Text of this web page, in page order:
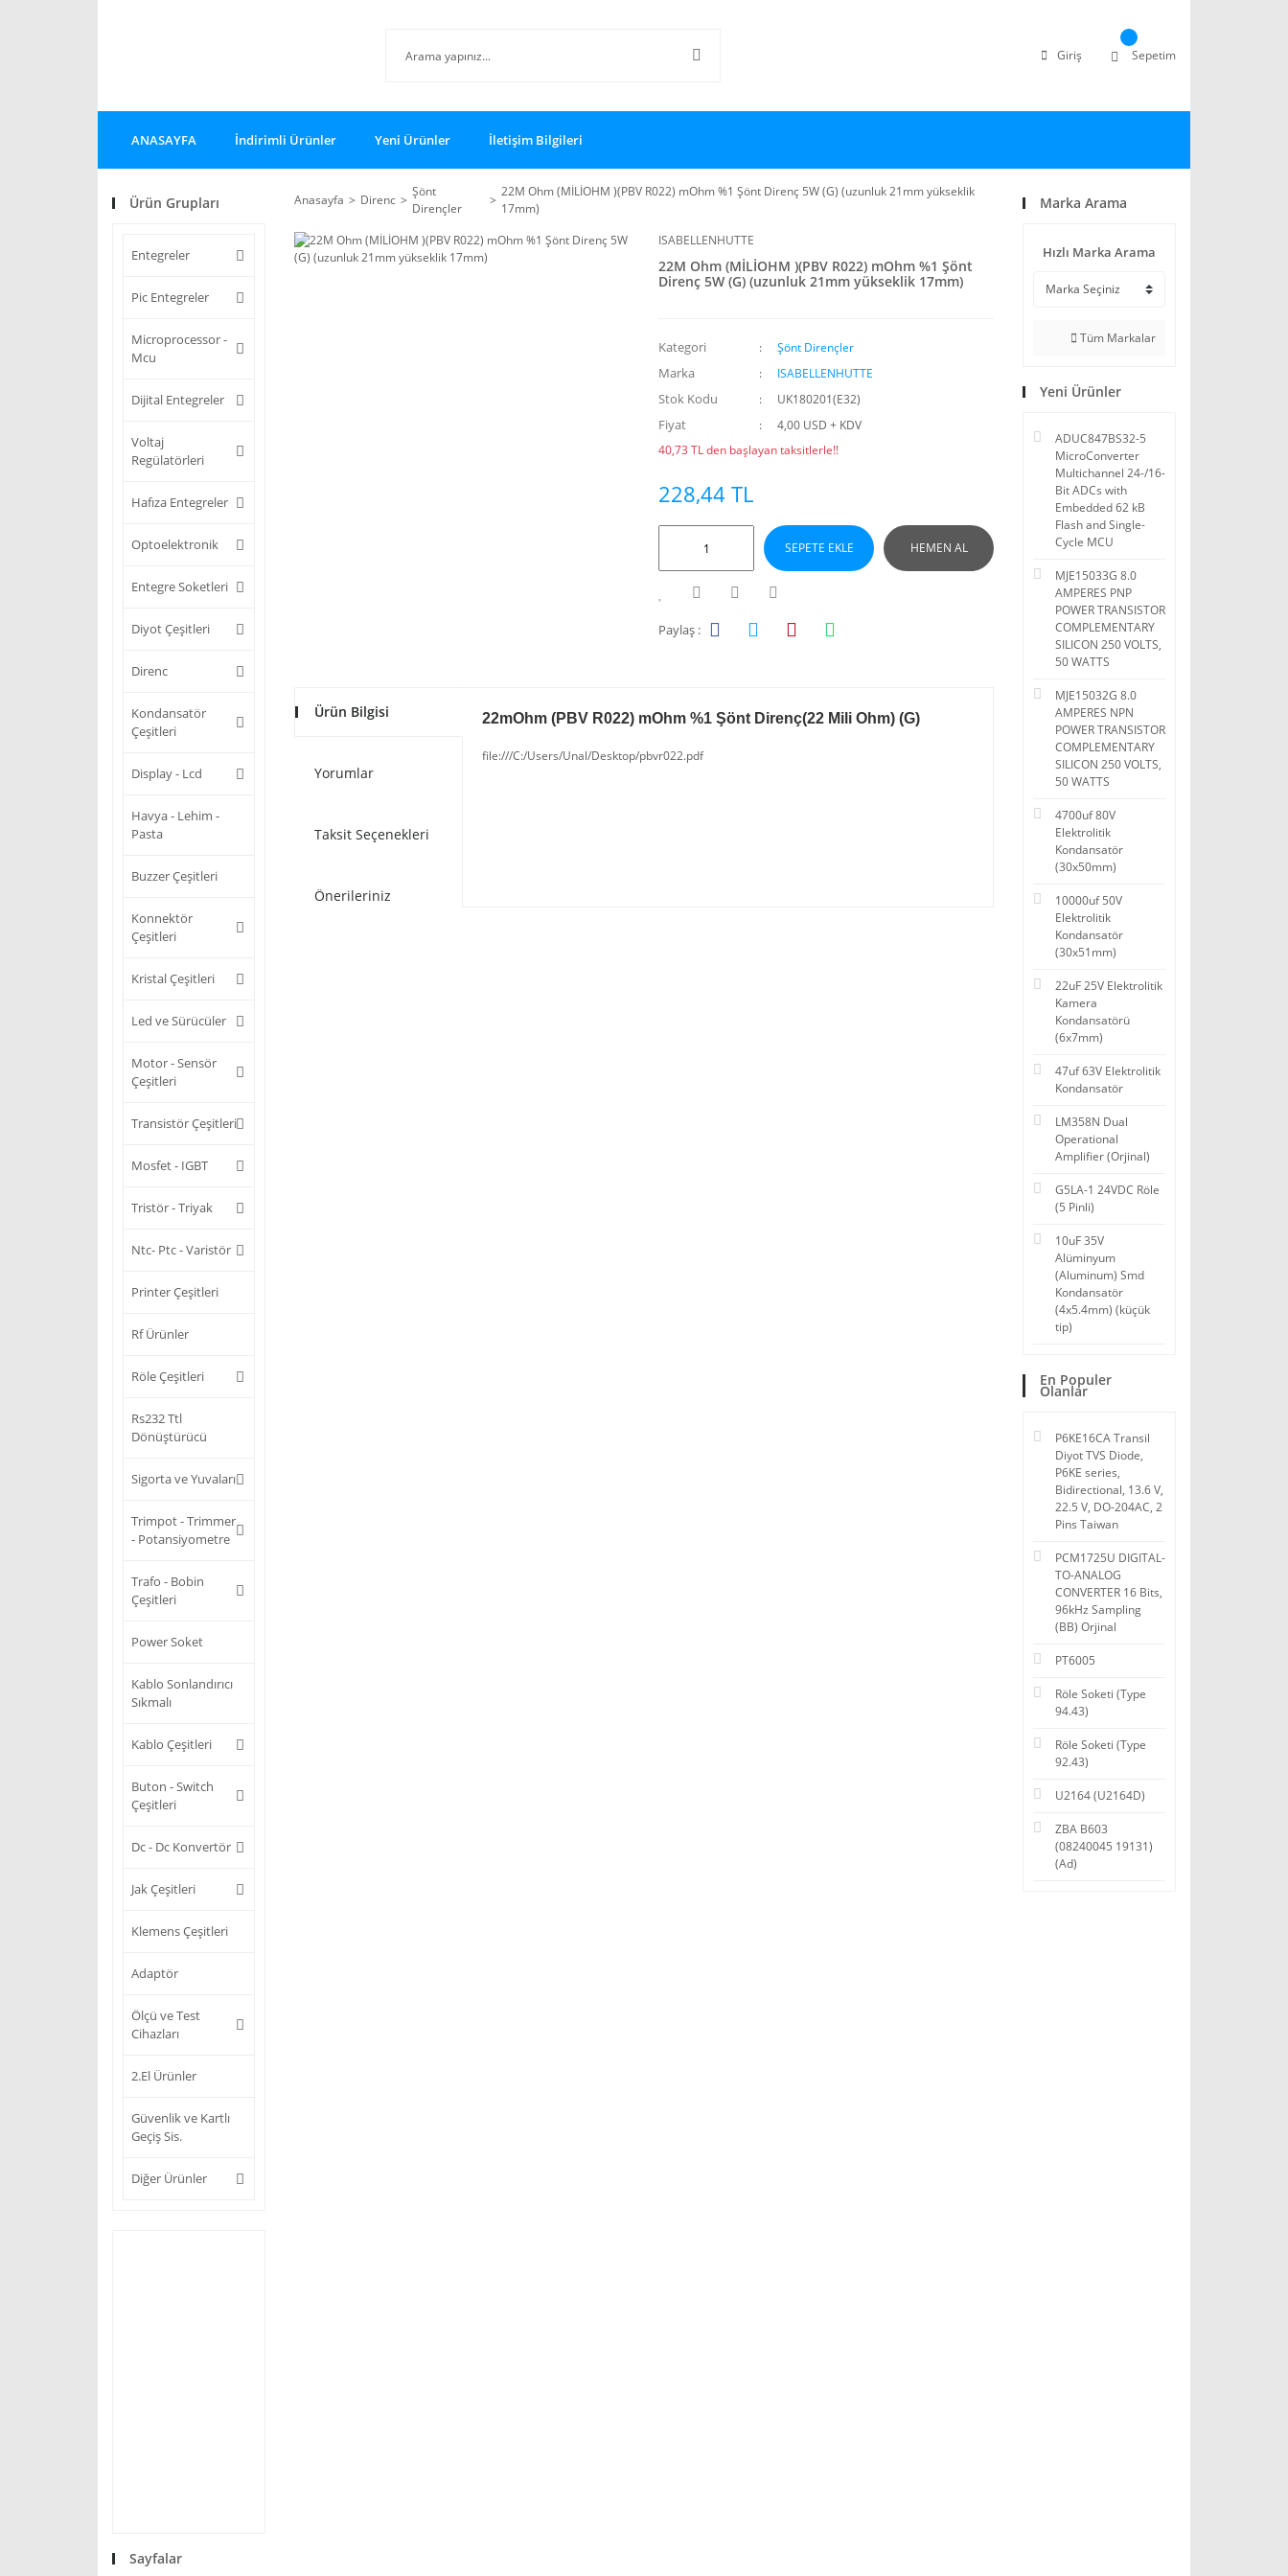
Giriş Sepetim
ANASAYFA İndirimli Ürünler Yeni Ürünler İletişim Bilgileri
Ürün Grupları
Entegreler
Pic Entegreler
Microprocessor -
Mcu
Dijital Entegreler
Voltaj
Regülatörleri
Hafıza Entegreler
Optoelektronik
Entegre Soketleri
Diyot Çeşitleri
Direnc
Kondansatör
Çeşitleri
Display - Lcd
Havya - Lehim -
Pasta
Buzzer Çeşitleri
Konnektör
Çeşitleri
Kristal Çeşitleri
Led ve Sürücüler
Motor - Sensör
Çeşitleri
Transistör Çeşitleri
Mosfet - IGBT
Tristör - Triyak
Ntc- Ptc - Varistör
Printer Çeşitleri
Rf Ürünler
Röle Çeşitleri
Rs232 Ttl
Dönüştürücü
Sigorta ve Yuvaları
Trimpot - Trimmer
- Potansiyometre
Trafo - Bobin
Çeşitleri
Power Soket
Kablo Sonlandırıcı
Sıkmalı
Kablo Çeşitleri
Buton - Switch
Çeşitleri
Dc - Dc Konvertör
Jak Çeşitleri
Klemens Çeşitleri
Adaptör
Ölçü ve Test
Cihazları
2.El Ürünler
Güvenlik ve Kartlı
Geçiş Sis.
Diğer Ürünler
Sayfalar
Anasayfa Direnc
Şönt
Dirençler
22M Ohm (MİLİOHM )(PBV R022) mOhm %1 Şönt Direnç 5W (G) (uzunluk 21mm yükseklik
17mm)
ISABELLENHUTTE
22M Ohm (MİLİOHM )(PBV R022) mOhm %1 Şönt
Direnç 5W (G) (uzunluk 21mm yükseklik 17mm)
Kategori Şönt Dirençler
Marka ISABELLENHUTTE
Stok Kodu UK180201(E32)
Fiyat
4,00 USD + KDV
40,73 TL den başlayan taksitlerle!!
228,44 TL
SEPETE EKLE HEMEN AL
Paylaş :
Ürün Bilgisi
Yorumlar
Taksit Seçenekleri
Önerileriniz
22mOhm (PBV R022) mOhm %1 Şönt Direnç(22 Mili Ohm) (G)
file:///C:/Users/Unal/Desktop/pbvr022.pdf
Marka Arama
Hızlı Marka Arama
Tüm Markalar
Yeni Ürünler
ADUC847BS32-5
MicroConverter
Multichannel 24-/16-
Bit ADCs with
Embedded 62 kB
Flash and Single-
Cycle MCU
MJE15033G 8.0
AMPERES PNP
POWER TRANSISTOR
COMPLEMENTARY
SILICON 250 VOLTS,
50 WATTS
MJE15032G 8.0
AMPERES NPN
POWER TRANSISTOR
COMPLEMENTARY
SILICON 250 VOLTS,
50 WATTS
4700uf 80V
Elektrolitik
Kondansatör
(30x50mm)
10000uf 50V
Elektrolitik
Kondansatör
(30x51mm)
22uF 25V Elektrolitik
Kamera
Kondansatörü
(6x7mm)
47uf 63V Elektrolitik
Kondansatör
LM358N Dual
Operational
Amplifier (Orjinal)
G5LA-1 24VDC Röle
(5 Pinli)
10uF 35V
Alüminyum
(Aluminum) Smd
Kondansatör
(4x5.4mm) (küçük
tip)
En Populer
Olanlar
P6KE16CA Transil
Diyot TVS Diode,
P6KE series,
Bidirectional, 13.6 V,
22.5 V, DO-204AC, 2
Pins Taiwan
PCM1725U DIGITAL-
TO-ANALOG
CONVERTER 16 Bits,
96kHz Sampling
(BB) Orjinal
PT6005
Röle Soketi (Type
94.43)
Röle Soketi (Type
92.43)
U2164 (U2164D)
ZBA B603
(08240045 19131)
(Ad)